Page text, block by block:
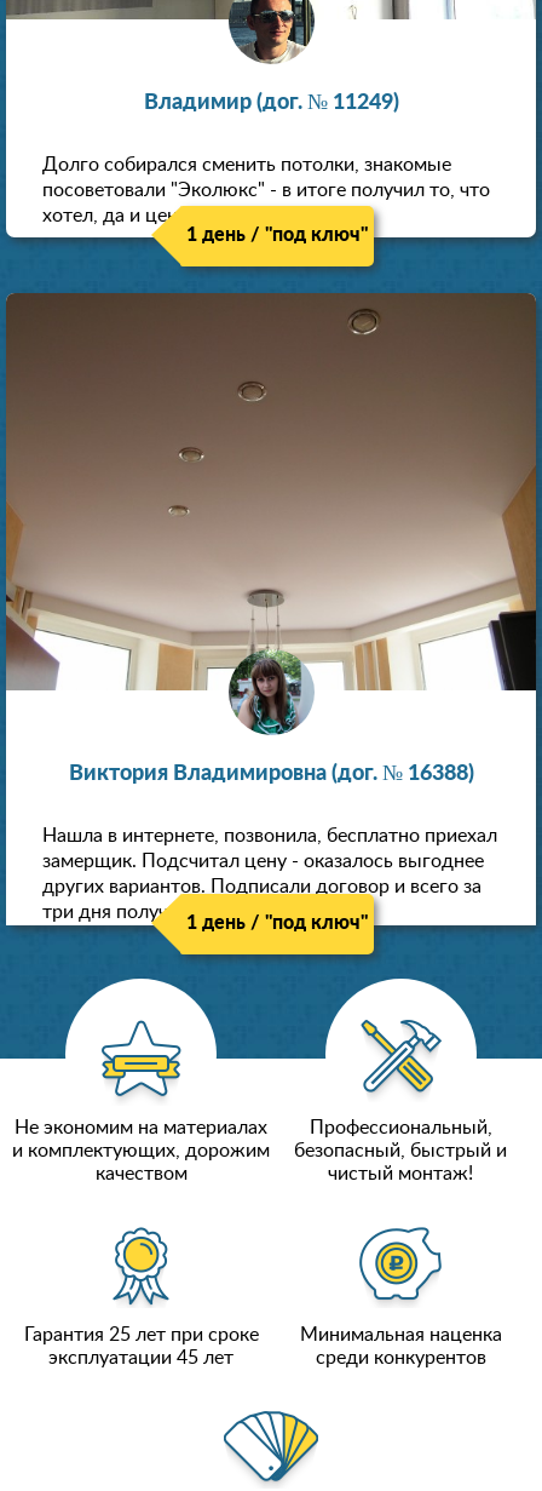
Владимир (дог. № 11249)
Долго собирался сменить потолки, знакомые
посоветовали "Эколюкс" - в итоге получил то, что
хотел, да и цена нормальная.
1 день / "под ключ"
Виктория Владимировна (дог. № 16388)
Нашла в интернете, позвонила, бесплатно приехал
замерщик. Подсчитал цену - оказалось выгоднее
других вариантов. Подписали договор и всего за
три дня получили новые потолки!
1 день / "под ключ"
Не экономим на материалах
и комплектующих, дорожим
качеством
Профессиональный,
безопасный, быстрый и
чистый монтаж!
Гарантия 25 лет при сроке
эксплуатации 45 лет
Минимальная наценка
среди конкурентов